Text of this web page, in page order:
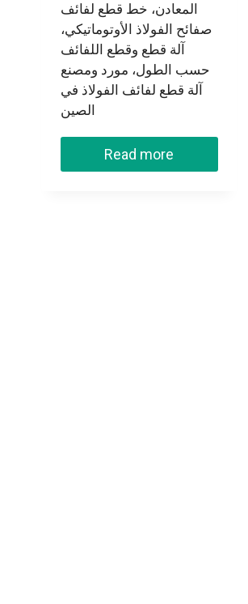
المعادن، خط قطع لفائف
صفائح الفولاذ الأوتوماتيكي،
آلة قطع وقطع اللفائف
حسب الطول، مورد ومصنع
آلة قطع لفائف الفولاذ في
الصين
Read more